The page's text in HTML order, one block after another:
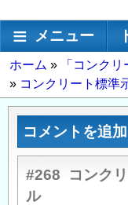
ン
動
メインナビゲーシ
メニュー
パ
ン
く
ホーム
「コンク
コンクリート標準
コメントを追加
#268
コンク
ル